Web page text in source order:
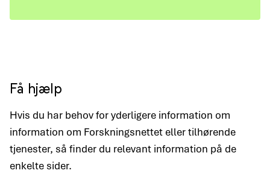
Få hjælp
Hvis du har behov for yderligere information om
information om Forskningsnettet eller tilhørende
tjenester, så finder du relevant information på de
enkelte sider.